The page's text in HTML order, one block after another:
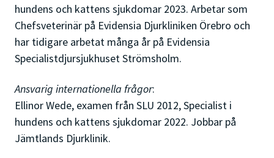
hundens och kattens sjukdomar 2023. Arbetar som
Chefsveterinär på Evidensia Djurkliniken Örebro och
har tidigare arbetat många år på Evidensia
Specialistdjursjukhuset Strömsholm.
Ansvarig internationella frågor:
Ellinor Wede, examen från SLU 2012, Specialist i
hundens och kattens sjukdomar 2022. Jobbar på
Jämtlands Djurklinik.